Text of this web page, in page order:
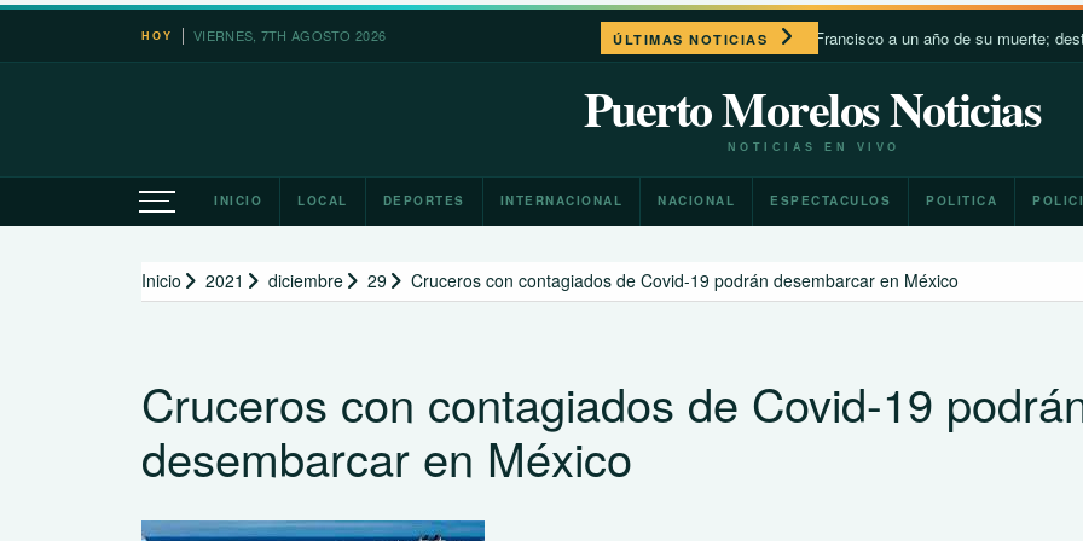
Saltar
HOY VIERNES, 7TH AGOSTO 2026 ÚLTIMAS NOTICIAS
León XIV recuerda a Francisco a un año de su muerte; destaca su
Puerto Morelos Noticias
NOTICIAS EN VIVO
INICIO LOCAL DEPORTES INTERNACIONAL NACIONAL ESPECTACULOS POLITICA
Inicio 2021 diciembre 29 Cruceros con contagiados de Covid-19 podrán desembarcar en México
Cruceros con contagiados de Covid-19
desembarcar en México